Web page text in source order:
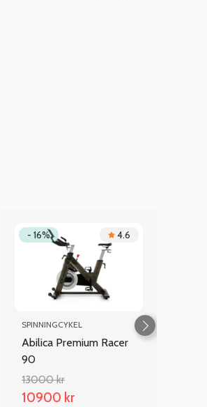
- 16% 4.6
SPINNINGCYKEL
Abilica Premium Racer
90
13000 kr
10900 kr